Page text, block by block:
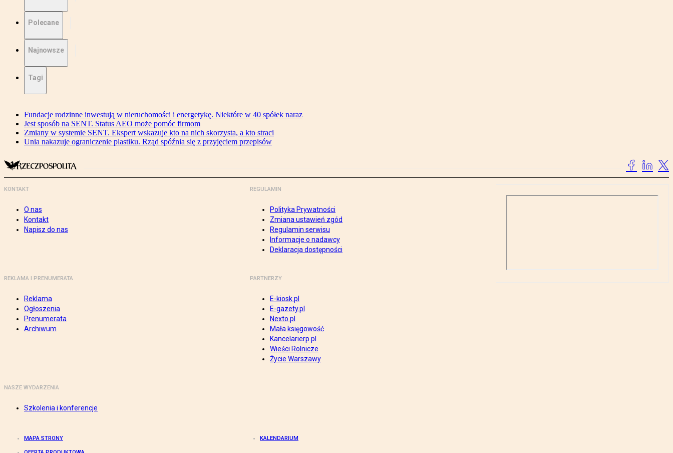
Polecane
Najnowsze
Tagi
Fundacje rodzinne inwestują w nieruchomości i energetykę. Niektóre w 40 spółek naraz
Jest sposób na SENT. Status AEO może pomóc firmom
Zmiany w systemie SENT. Ekspert wskazuje kto na nich skorzysta, a kto straci
Unia nakazuje ograniczenie plastiku. Rząd spóźnia się z przyjęciem przepisów
KONTAKT
O nas
Kontakt
Napisz do nas
REGULAMIN
Polityka Prywatności
Zmiana ustawień zgód
Regulamin serwisu
Informacje o nadawcy
Deklaracja dostępności
REKLAMA I PRENUMERATA
Reklama
Ogłoszenia
Prenumerata
Archiwum
PARTNERZY
E-kiosk.pl
E-gazety.pl
Nexto.pl
Mała księgowość
Kancelarierp.pl
Wieści Rolnicze
Życie Warszawy
NASZE WYDARZENIA
Szkolenia i konferencje
MAPA STRONY KALENDARIUM